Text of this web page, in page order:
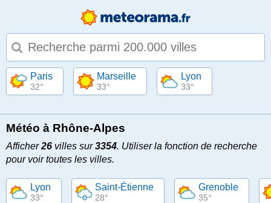
Type 1 or more characters for results.
Paris
32°
Marseille
33°
Lyon
33°
Météo à Rhône-Alpes
Afficher26 villes sur3354. Utiliser la fonction de recherche
pour voir toutes les villes.
Lyon
33°
Saint-Étienne
28°
Grenoble
35°